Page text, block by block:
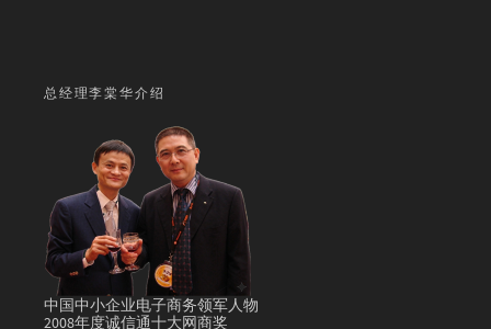
总经理李棠华介绍
中国中小企业电子商务领军人物
2008年度诚信通十大网商奖